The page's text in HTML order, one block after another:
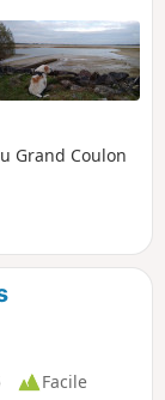
Grand Coulon
Facile